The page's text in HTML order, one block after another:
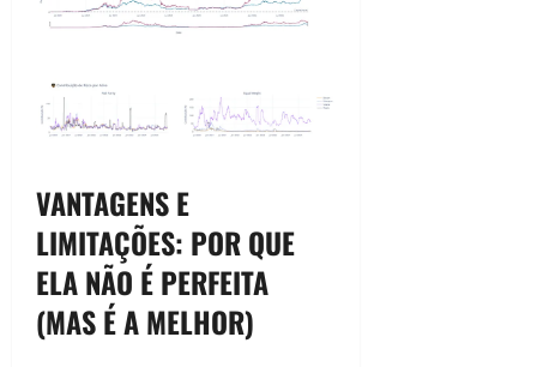
VANTAGENS E
LIMITAÇÕES: POR QUE
ELA NÃO É PERFEITA
(MAS É A MELHOR)